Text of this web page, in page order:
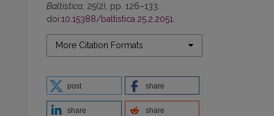
Baltistica , 25(2), pp. 126–133.
doi:10.15388/baltistica.25.2.2051
More Citation Formats
post share
share share